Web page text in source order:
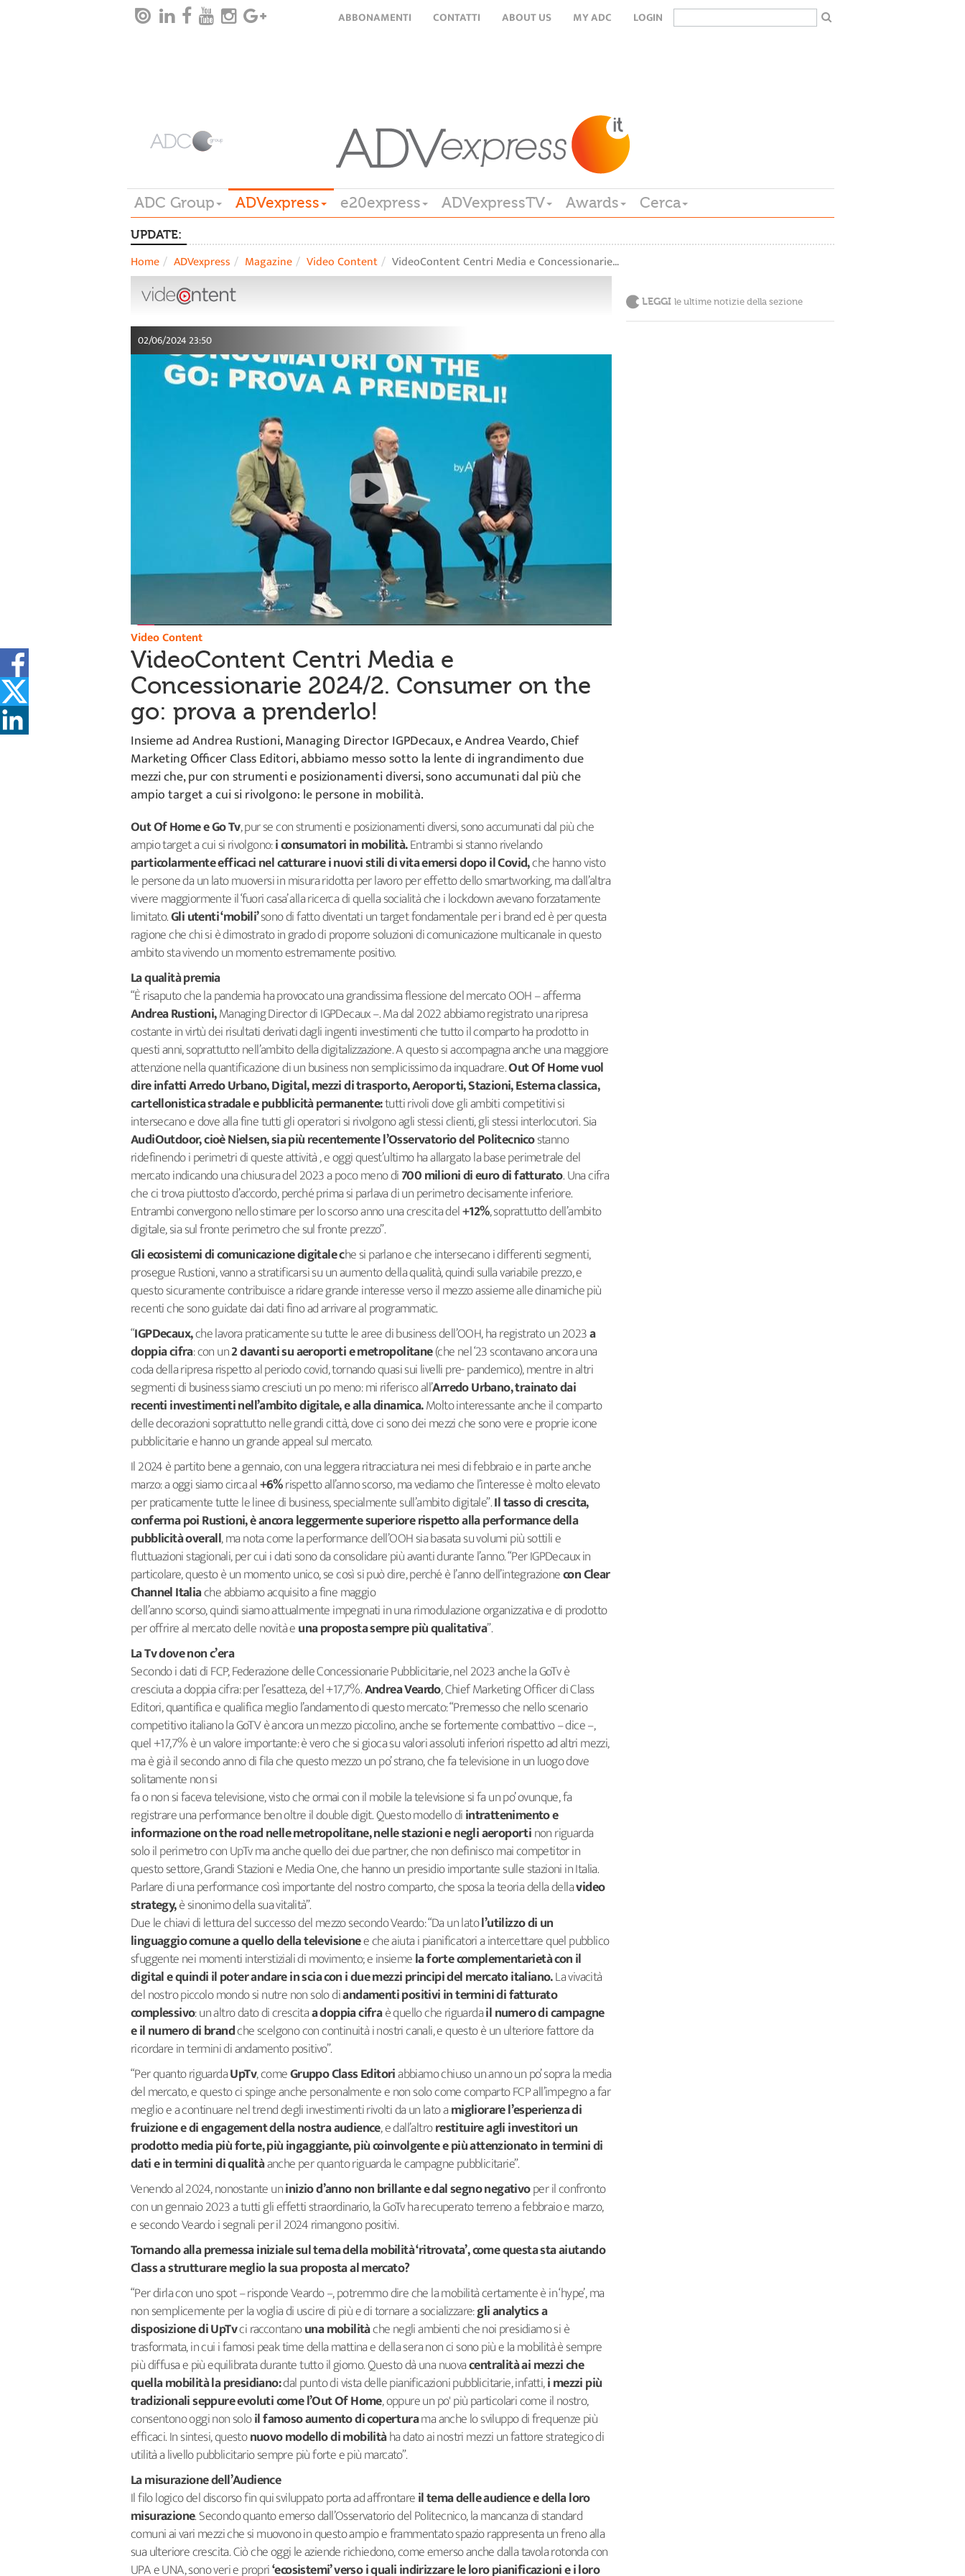
ABBONAMENTI CONTATTI ABOUT US MY ADC LOGIN
ADC Group ADVexpress e20express ADVexpressTV Awards Cerca
UPDATE:
Home ADVexpress Magazine Video Content VideoContent Centri Media e Concessionarie…
02/06/2024 23:50
Video Content
VideoContent Centri Media e
Concessionarie 2024/2. Consumer on the
go: prova a prenderlo!
Insieme ad Andrea Rustioni, Managing Director IGPDecaux, e Andrea Veardo, Chief
Marketing Officer Class Editori, abbiamo messo sotto la lente di ingrandimento due
mezzi che, pur con strumenti e posizionamenti diversi, sono accumunati dal più che
ampio target a cui si rivolgono: le persone in mobilità.
Out Of Home e Go Tv, pur se con strumenti e posizionamenti diversi, sono accumunati dal più che
ampio target a cui si rivolgono:i consumatori in mobilità.Entrambi si stanno rivelando
particolarmente efficaci nel catturare i nuovi stili di vita emersi dopo il Covid,che hanno visto
le persone da un lato muoversi in misura ridotta per lavoro per effetto dello smartworking, ma dall’altra
vivere maggiormente il ‘fuori casa’ alla ricerca di quella socialità che i lockdown avevano forzatamente
limitato.Gli utenti ‘mobili’sono di fatto diventati un target fondamentale per i brand ed è per questa
ragione che chi si è dimostrato in grado di proporre soluzioni di comunicazione multicanale in questo
ambito sta vivendo un momento estremamente positivo.
La qualità premia
“È risaputo che la pandemia ha provocato una grandissima flessione del mercato OOH – afferma
Andrea Rustioni,Managing Director di IGPDecaux –. Ma dal 2022 abbiamo registrato una ripresa
costante in virtù dei risultati derivati dagli ingenti investimenti che tutto il comparto ha prodotto in
questi anni, soprattutto nell’ambito della digitalizzazione. A questo si accompagna anche una maggiore
attenzione nella quantificazione di un business non semplicissimo da inquadrare.Out Of Home vuol
dire infatti Arredo Urbano, Digital, mezzi di trasporto, Aeroporti, Stazioni, Esterna classica,
cartellonistica stradale e pubblicità permanente:tutti rivoli dove gli ambiti competitivi si
intersecano e dove alla fine tutti gli operatori si rivolgono agli stessi clienti, gli stessi interlocutori. Sia
AudiOutdoor, cioè Nielsen, sia più recentemente l’Osservatorio del Politecnicostanno
ridefinendo i perimetri di queste attività , e oggi quest’ultimo ha allargato la base perimetrale del
mercato indicando una chiusura del 2023 a poco meno di700 milioni di euro di fatturato. Una cifra
che ci trova piuttosto d’accordo, perché prima si parlava di un perimetro decisamente inferiore.
Entrambi convergono nello stimare per lo scorso anno una crescita del+12%, soprattutto dell’ambito
digitale, sia sul fronte perimetro che sul fronte prezzo”.
Gli ecosistemi di comunicazione digitale che si parlano e che intersecano i differenti segmenti,
prosegue Rustioni, vanno a stratificarsi su un aumento della qualità, quindi sulla variabile prezzo, e
questo sicuramente contribuisce a ridare grande interesse verso il mezzo assieme alle dinamiche più
recenti che sono guidate dai dati fino ad arrivare al programmatic.
“IGPDecaux,che lavora praticamente su tutte le aree di business dell’OOH, ha registrato un 2023a
doppia cifra: con un2 davanti su aeroporti e metropolitane(che nel ‘23 scontavano ancora una
coda della ripresa rispetto al periodo covid, tornando quasi sui livelli pre- pandemico), mentre in altri
segmenti di business siamo cresciuti un po meno: mi riferisco all’Arredo Urbano, trainato dai
recenti investimenti nell’ambito digitale, e alla dinamica.Molto interessante anche il comparto
delle decorazioni soprattutto nelle grandi città, dove ci sono dei mezzi che sono vere e proprie icone
pubblicitarie e hanno un grande appeal sul mercato.
Il 2024 è partito bene a gennaio, con una leggera ritracciatura nei mesi di febbraio e in parte anche
marzo: a oggi siamo circa al+6%rispetto all’anno scorso, ma vediamo che l’interesse è molto elevato
per praticamente tutte le linee di business, specialmente sull’ambito digitale”.Il tasso di crescita,
conferma poi Rustioni, è ancora leggermente superiore rispetto alla performance della
pubblicità overall, ma nota come la performance dell’OOH sia basata su volumi più sottili e
fluttuazioni stagionali, per cui i dati sono da consolidare più avanti durante l’anno. “Per IGPDecaux in
particolare, questo è un momento unico, se così si può dire, perché èl’anno dell’integrazionecon Clear
Channel Italiache abbiamo acquisito a fine maggio
dell’anno scorso, quindi siamo attualmente impegnati in una rimodulazione organizzativa e di prodotto
per offrire al mercato delle novità euna proposta sempre più qualitativa”.
La Tv dove non c’era
Secondo i dati di FCP, Federazione delle Concessionarie Pubblicitarie, nel 2023 anche la GoTv è
cresciuta a doppia cifra: per l’esatteza, del +17,7%.Andrea Veardo, Chief Marketing Officer di Class
Editori, quantifica e qualifica meglio l’andamento di questo mercato: “Premesso che nello scenario
competitivo italiano la GoTV è ancora un mezzo piccolino, anche se fortemente combattivo – dice –,
quel +17,7% è un valore importante: è vero che si gioca su valori assoluti inferiori rispetto ad altri mezzi,
ma è già il secondo anno di fila che questo mezzo un po’ strano, che fa televisione in un luogo dove
solitamente non si
fa o non si faceva televisione, visto che ormai con il mobile la televisione si fa un po’ ovunque, fa
registrare una performance ben oltre il double digit. Questo modello diintrattenimento e
informazione on the road nelle metropolitane, nelle stazioni e negli aeroportinon riguarda
solo il perimetro con UpTv ma anche quello dei due partner, che non definisco mai competitor in
questo settore, Grandi Stazioni e Media One, che hanno un presidio importante sulle stazioni in Italia.
Parlare di una performance così importante del nostro comparto, che sposa la teoria della dellavideo
strategy,è sinonimo della sua vitalità”.
Due le chiavi di lettura del successo del mezzo secondo Veardo: “Da un latol’utilizzo di un
linguaggio comune a quello della televisionee che aiuta i pianificatori a intercettare quel pubblico
sfuggente nei momenti interstiziali di movimento; e insiemelaforte complementarietà con il
digital e quindi il poter andare in scia con i due mezzi principi del mercato italiano.La vivacità
del nostro piccolo mondo si nutre non solo diandamenti positivi in termini di fatturato
complessivo: un altro dato di crescitaa doppia cifraè quello che riguardail numero di campagne
e il numero di brandche scelgono con continuità i nostri canali, e questo è un ulteriore fattore da
ricordare in termini di andamento positivo”.
“Per quanto riguardaUpTv, comeGruppo Class Editoriabbiamo chiuso un anno un po’ sopra la media
del mercato, e questo ci spinge anche personalmente e non solo come comparto FCP all’impegno a far
meglio e a continuare nel trend degli investimenti rivolti da un lato amigliorare l’esperienza di
fruizione e di engagement della nostra audience, e dall’altrorestituire agli investitori un
prodotto media più forte, più ingaggiante, più coinvolgente e più attenzionato in termini di
dati e in termini di qualitàanche per quanto riguarda le campagne pubblicitarie”.
Venendo al 2024, nonostante uninizio d’anno non brillante e dal segno negativoper il confronto
con un gennaio 2023 a tutti gli effetti straordinario, la GoTv ha recuperato terreno a febbraio e marzo,
e secondo Veardo i segnali per il 2024 rimangono positivi.
Tornando alla premessa iniziale sul tema della mobilità ‘ritrovata’, come questa sta aiutando
Class a strutturare meglio la sua proposta al mercato?
“Per dirla con uno spot – risponde Veardo –, potremmo dire che la mobilità certamente è in ‘hype’, ma
non semplicemente per la voglia di uscire di più e di tornare a socializzare:gli analytics a
disposizione di UpTvci raccontanouna mobilitàche negli ambienti che noi presidiamo si è
trasformata, in cui i famosi peak time della mattina e della sera non ci sono più e la mobilità è sempre
più diffusa e più equilibrata durante tutto il giorno. Questo dà una nuovacentralità ai mezzi che
quella mobilità la presidiano:dal punto di vista delle pianificazioni pubblicitarie, infatti,i mezzi più
tradizionali seppure evoluti come l’Out Of Home, oppure un po' più particolari come il nostro,
consentono oggi non soloil famoso aumento di coperturama anche lo sviluppo di frequenze più
efficaci. In sintesi, questonuovo modello di mobilitàha dato ai nostri mezzi un fattore strategico di
utilità a livello pubblicitario sempre più forte e più marcato”.
La misurazione dell’Audience
Il filo logico del discorso fin qui sviluppato porta ad affrontareil tema delle audience e della loro
misurazione. Secondo quanto emerso dall’Osservatorio del Politecnico, la mancanza di standard
comuni ai vari mezzi che si muovono in questo ampio e frammentato spazio rappresenta un freno alla
sua ulteriore crescita. Ciò che oggi le aziende richiedono, come emerso anche dalla tavola rotonda con
UPA e UNA, sono veri e propri‘ecosistemi’ verso i quali indirizzare le loro pianificazioni e i loro
LEGGI le ultime notizie della sezione